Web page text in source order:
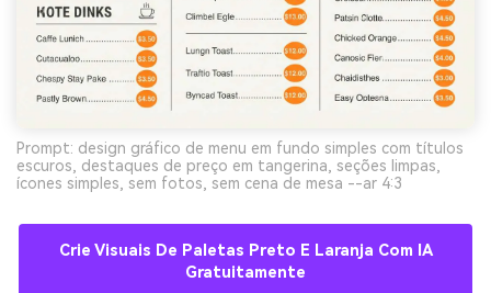
Prompt: design gráfico de menu em fundo simples com títulos
escuros, destaques de preço em tangerina, seções limpas,
ícones simples, sem fotos, sem cena de mesa --ar 4:3
Crie Visuais De Paletas Preto E Laranja Com IA
Gratuitamente